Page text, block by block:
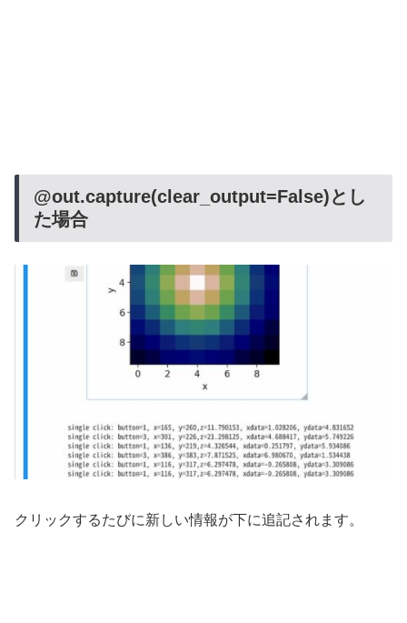
@out.capture(clear_output=False)とし
た場合
クリックするたびに新しい情報が下に追記されます。